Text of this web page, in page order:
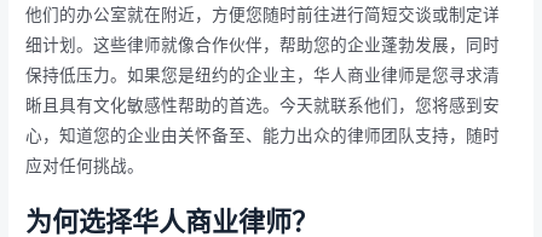
他们的办公室就在附近，方便您随时前往进行简短交谈或制定详
细计划。这些律师就像合作伙伴，帮助您的企业蓬勃发展，同时
保持低压力。如果您是纽约的企业主，华人商业律师是您寻求清
晰且具有文化敏感性帮助的首选。今天就联系他们，您将感到安
心，知道您的企业由关怀备至、能力出众的律师团队支持，随时
应对任何挑战。
为何选择华人商业律师？